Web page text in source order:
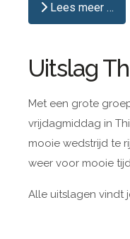
Lees meer …
Uitslag
Met een grote
vrijdagmiddag in
mooie wedstrijd te
weer voor mooie
Alle uitslagen vindt